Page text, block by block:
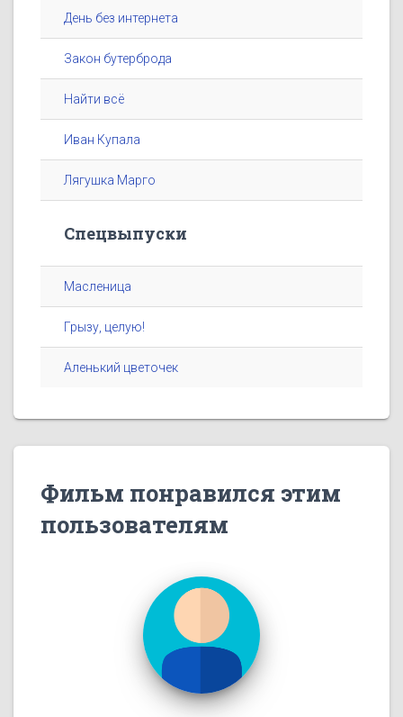
День без интернета
Закон бутерброда
Найти всё
Иван Купала
Лягушка Марго
Спецвыпуски
Масленица
Грызу, целую!
Аленький цветочек
Фильм понравился этим
пользователям